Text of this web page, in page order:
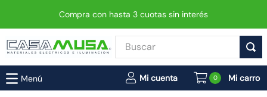
Compra con hasta 3 cuotas sin interés
Buscar
0
TÉRMINOS MÁS BUSCADOS
1.
enchufe